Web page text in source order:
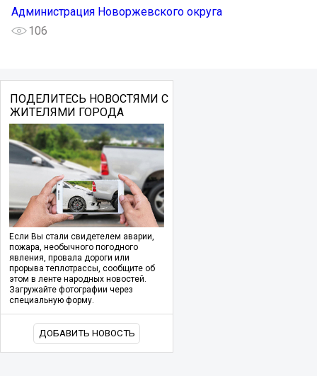
Администрация Новоржевского округа
106
ПОДЕЛИТЕСЬ НОВОСТЯМИ С
ЖИТЕЛЯМИ ГОРОДА
Если Вы стали свидетелем аварии,
пожара, необычного погодного
явления, провала дороги или
прорыва теплотрассы, сообщите об
этом в ленте народных новостей.
Загружайте фотографии через
специальную форму.
ДОБАВИТЬ НОВОСТЬ